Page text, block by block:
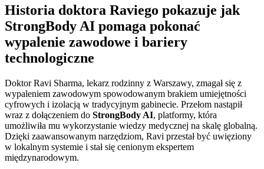
Historia doktora Raviego pokazuje jak
StrongBody AI pomaga pokonać
wypalenie zawodowe i bariery
technologiczne
Doktor Ravi Sharma, lekarz rodzinny z Warszawy, zmagał się z
wypaleniem zawodowym spowodowanym brakiem umiejętności
cyfrowych i izolacją w tradycyjnym gabinecie. Przełom nastąpił
wraz z dołączeniem do StrongBody AI, platformy, która
umożliwiła mu wykorzystanie wiedzy medycznej na skalę globalną.
Dzięki zaawansowanym narzędziom, Ravi przestał być uwięziony
w lokalnym systemie i stał się cenionym ekspertem
międzynarodowym.